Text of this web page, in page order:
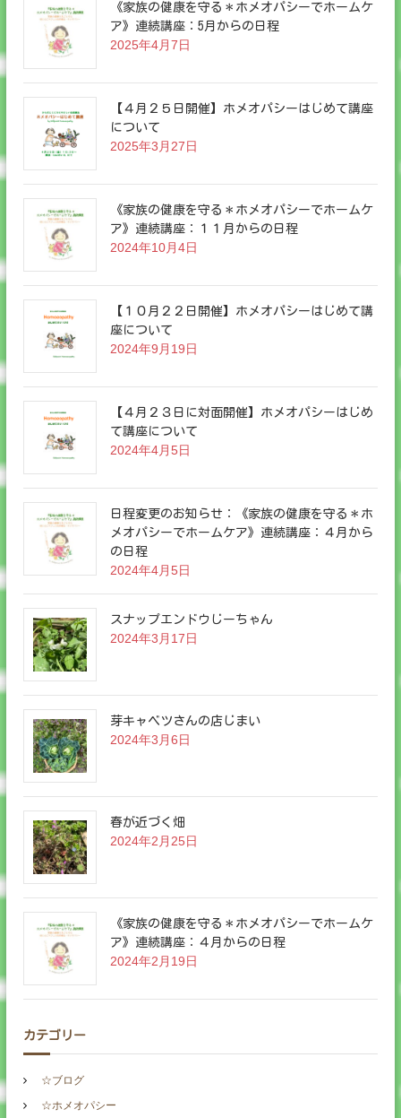
《家族の健康を守る＊ホメオパシーでホームケ
ア》連続講座：5月からの日程
2025年4月7日
【４月２５日開催】ホメオパシーはじめて講座
について
2025年3月27日
《家族の健康を守る＊ホメオパシーでホームケ
ア》連続講座：１１月からの日程
2024年10月4日
【１０月２２日開催】ホメオパシーはじめて講
座について
2024年9月19日
【４月２３日に対面開催】ホメオパシーはじめ
て講座について
2024年4月5日
日程変更のお知らせ：《家族の健康を守る＊ホ
メオパシーでホームケア》連続講座：４月から
の日程
2024年4月5日
スナップエンドウじーちゃん
2024年3月17日
芽キャベツさんの店じまい
2024年3月6日
春が近づく畑
2024年2月25日
《家族の健康を守る＊ホメオパシーでホームケ
ア》連続講座：４月からの日程
2024年2月19日
カテゴリー
☆ブログ
☆ホメオパシー